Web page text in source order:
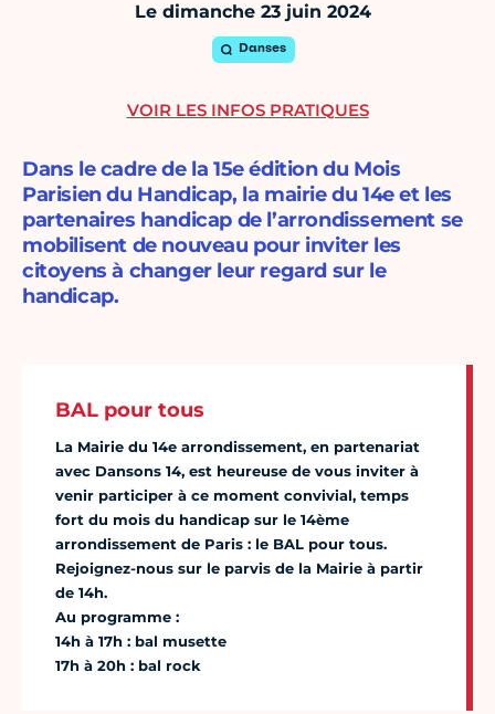
Le dimanche 23 juin 2024
Danses
Dans le cadre de la 15e édition du Mois
Parisien du Handicap, la mairie du 14e et les
partenaires handicap de l’arrondissement se
mobilisent de nouveau pour inviter les
citoyens à changer leur regard sur le
handicap.
BAL pour tous
La Mairie du 14e arrondissement, en partenariat
avec Dansons 14, est heureuse de vous inviter à
venir participer à ce moment convivial, temps
fort du mois du handicap sur le 14ème
arrondissement de Paris : le BAL pour tous.
Rejoignez-nous sur le parvis de la Mairie à partir
de 14h.
Au programme :
14h à 17h : bal musette
17h à 20h : bal rock
VOIR LES INFOS PRATIQUES